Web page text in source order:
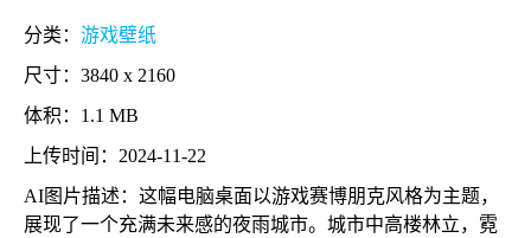
分类： 游戏壁纸
尺寸：3840 x 2160
体积：1.1 MB
上传时间：2024-11-22
AI图片描述：这幅电脑桌面以游戏赛博朋克风格为主题，
展现了一个充满未来感的夜雨城市。城市中高楼林立，霓